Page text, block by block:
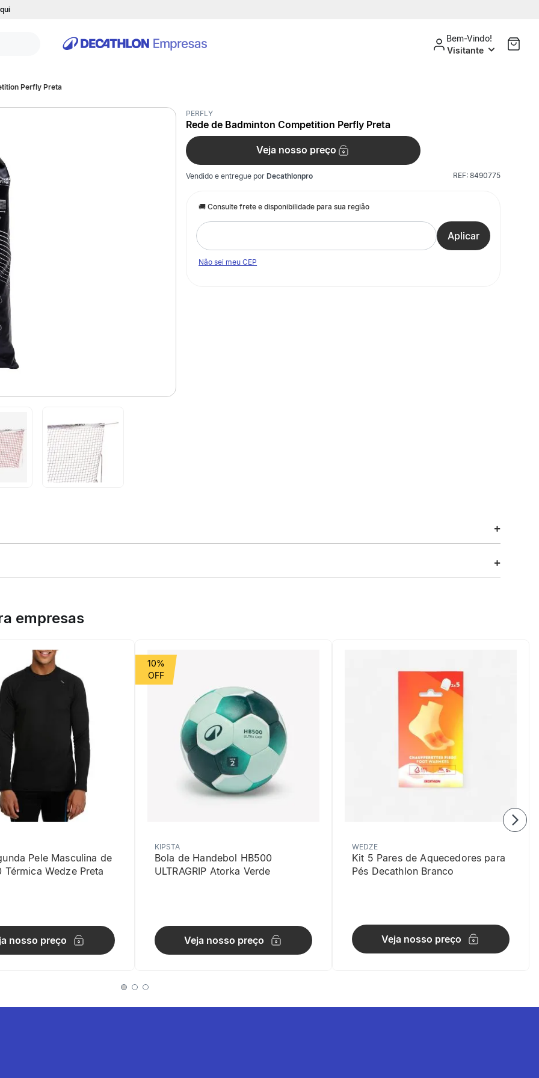
Bem-Vindo!
Visitante
Perfly Preta
PERFLY
Rede de Badminton Competition Perfly Preta
Veja nosso preço
Vendido e entregue porDecathlonpro REF: 8490775
Não sei meu CEP
liga os 2 postes confere uma boa tensão e boa estabilidade à rede.
empresas
Pele Masculina de
Térmica Wedze Preta
nosso preço
KIPSTA
Bola de Handebol HB500
ULTRAGRIP Atorka Verde
10%
Veja nosso preço
WEDZE
Kit 5 Pares de Aquecedores para
Pés Decathlon Branco
Veja nosso preço